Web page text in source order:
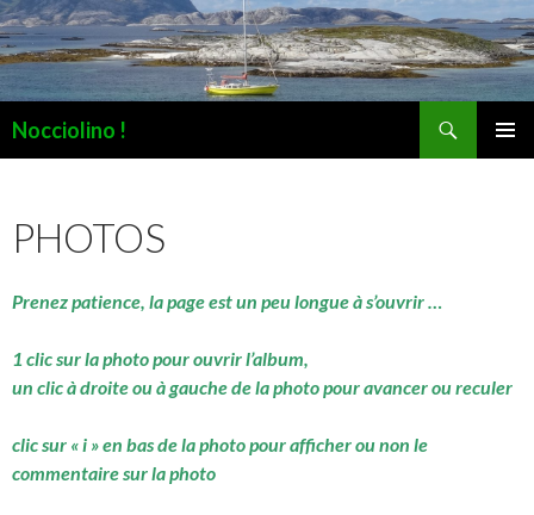
Nocciolino !
PHOTOS
Prenez patience, la page est un peu longue à s’ouvrir …
1 clic sur la photo pour ouvrir l’album,
un clic à droite ou à gauche de la photo pour avancer ou reculer
clic sur « i » en bas de la photo pour afficher ou non le
commentaire sur la photo